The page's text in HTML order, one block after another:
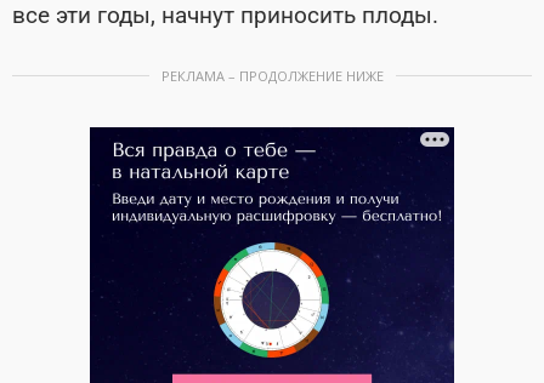
все эти годы, начнут приносить плоды.
РЕКЛАМА – ПРОДОЛЖЕНИЕ НИЖЕ